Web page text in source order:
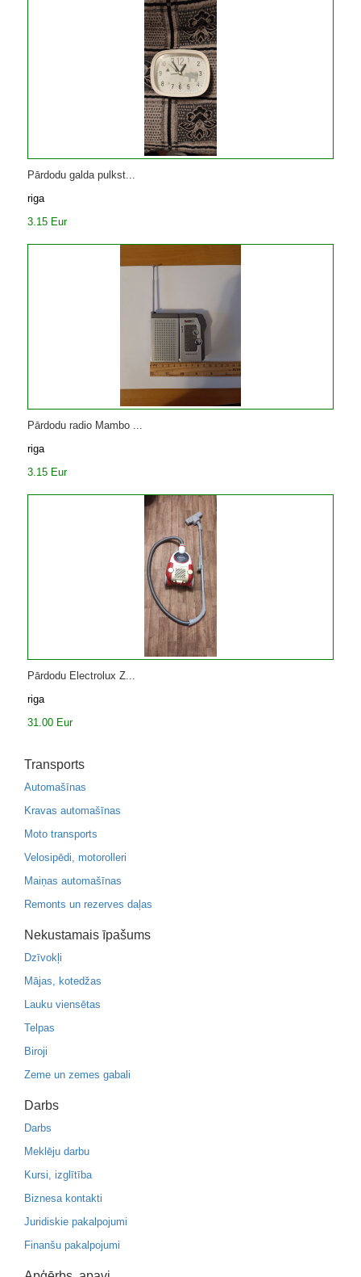
Pārdodu galda pulkst...
riga
3.15 Eur
Pārdodu radio Mambo ...
riga
3.15 Eur
Pārdodu Electrolux Z...
riga
31.00 Eur
Transports
Automašīnas
Kravas automašīnas
Moto transports
Velosipēdi, motorolleri
Maiņas automašīnas
Remonts un rezerves daļas
Nekustamais īpašums
Dzīvokļi
Mājas, kotedžas
Lauku viensētas
Telpas
Biroji
Zeme un zemes gabali
Darbs
Darbs
Meklēju darbu
Kursi, izglītība
Biznesa kontakti
Juridiskie pakalpojumi
Finanšu pakalpojumi